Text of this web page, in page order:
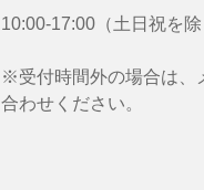
10:00-17:00（土日祝を除
※受付時間外の場合は、
合わせください。